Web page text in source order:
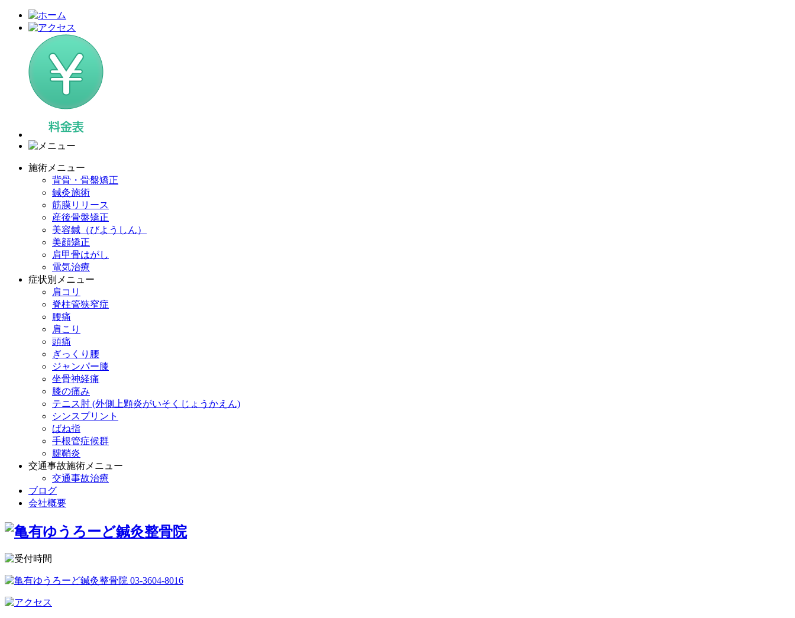
施術メニュー
背骨・骨盤矯正
鍼灸施術
筋膜リリース
産後骨盤矯正
美容鍼（びようしん）
美顔矯正
肩甲骨はがし
電気治療
症状別メニュー
肩コリ
脊柱管狭窄症
腰痛
肩こり
頭痛
ぎっくり腰
ジャンパー膝
坐骨神経痛
膝の痛み
テニス肘 (外側上顆炎がいそくじょうかえん)
シンスプリント
ばね指
手根管症候群
腱鞘炎
交通事故施術メニュー
交通事故治療
ブログ
会社概要